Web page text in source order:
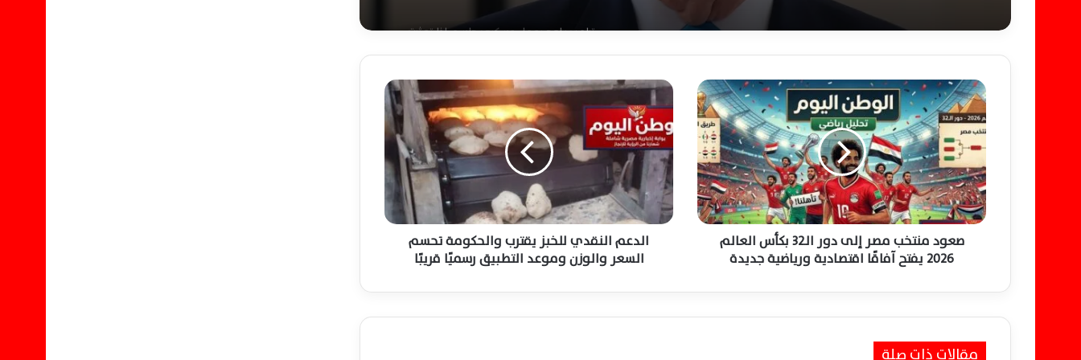
إيرانيين وتصعيد أمني واسع
ترامب يلوح بعمل عسكري حاسم إذا تعثرت
الجيش الأميركي يعزز حصار إيران ويعيد توجيه
سفن ويعطل ناقلة في الخليج
ترامب يتوعد إيران بهجوم واسع ويؤكد توقف
الضربات ليس تراجعًا أمريكيًا مؤقتًا
الجيش الأمريكي يؤكد استمرار الحصار البحري
على إيران واعتراض سفن تجارية مخالفة بالكامل
واشنطن تدرس أخطر عملية عسكرية للاستيلاء
ص
ع
و
د
م
ن
ت
خ
ب
إ
د
صعود منتخب مصر إلى دور الـ32 بكأس العالم
2026 يفتح آفاقًا اقتصادية ورياضية جديدة
ا
ل
د
ع
م
ا
ل
ن
ق
ل
الدعم النقدي للخبز يقترب والحكومة تحسم
السعر والوزن وموعد التطبيق رسميًا قريبًا
مقالات ذات صلة